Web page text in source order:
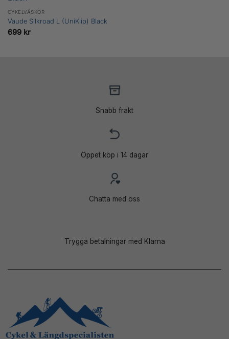
CYKELVÄSKOR
Vaude Silkroad L (UniKlip) Black
699 kr
Snabb frakt
Öppet köp i 14 dagar
Chatta med oss
Trygga betalningar med Klarna